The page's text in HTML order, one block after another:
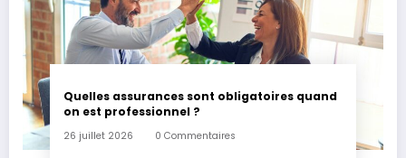
Quelles assurances sont obligatoires quand
on est professionnel ?
26 juillet 2026 0 Commentaires